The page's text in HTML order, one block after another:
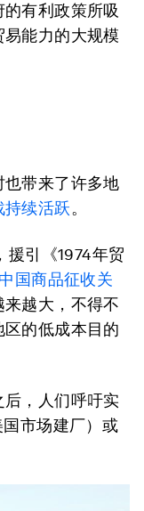
的有利政策所吸
能力的大规模
带来了许多地
续活跃。
援引《1974年贸
国商品征收关
越大，不得不
的低成本目的
，人们呼吁实
市场建厂）或